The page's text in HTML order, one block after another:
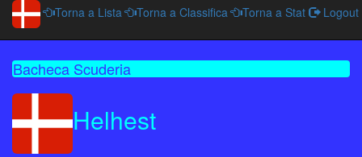
Torna a Lista Torna a Classifica Torna a Stat Logout
Bacheca Scuderia
Helhest